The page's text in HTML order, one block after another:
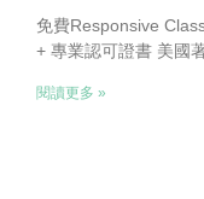
免費Responsive
+ 專業認可證書 美國
閱讀更多 »